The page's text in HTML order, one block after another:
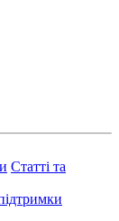
Статті та